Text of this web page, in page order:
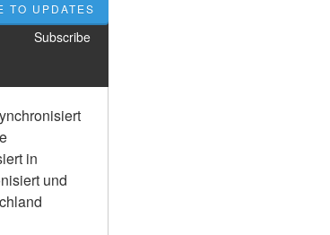
TO UPDATES
Subscribe
in
und